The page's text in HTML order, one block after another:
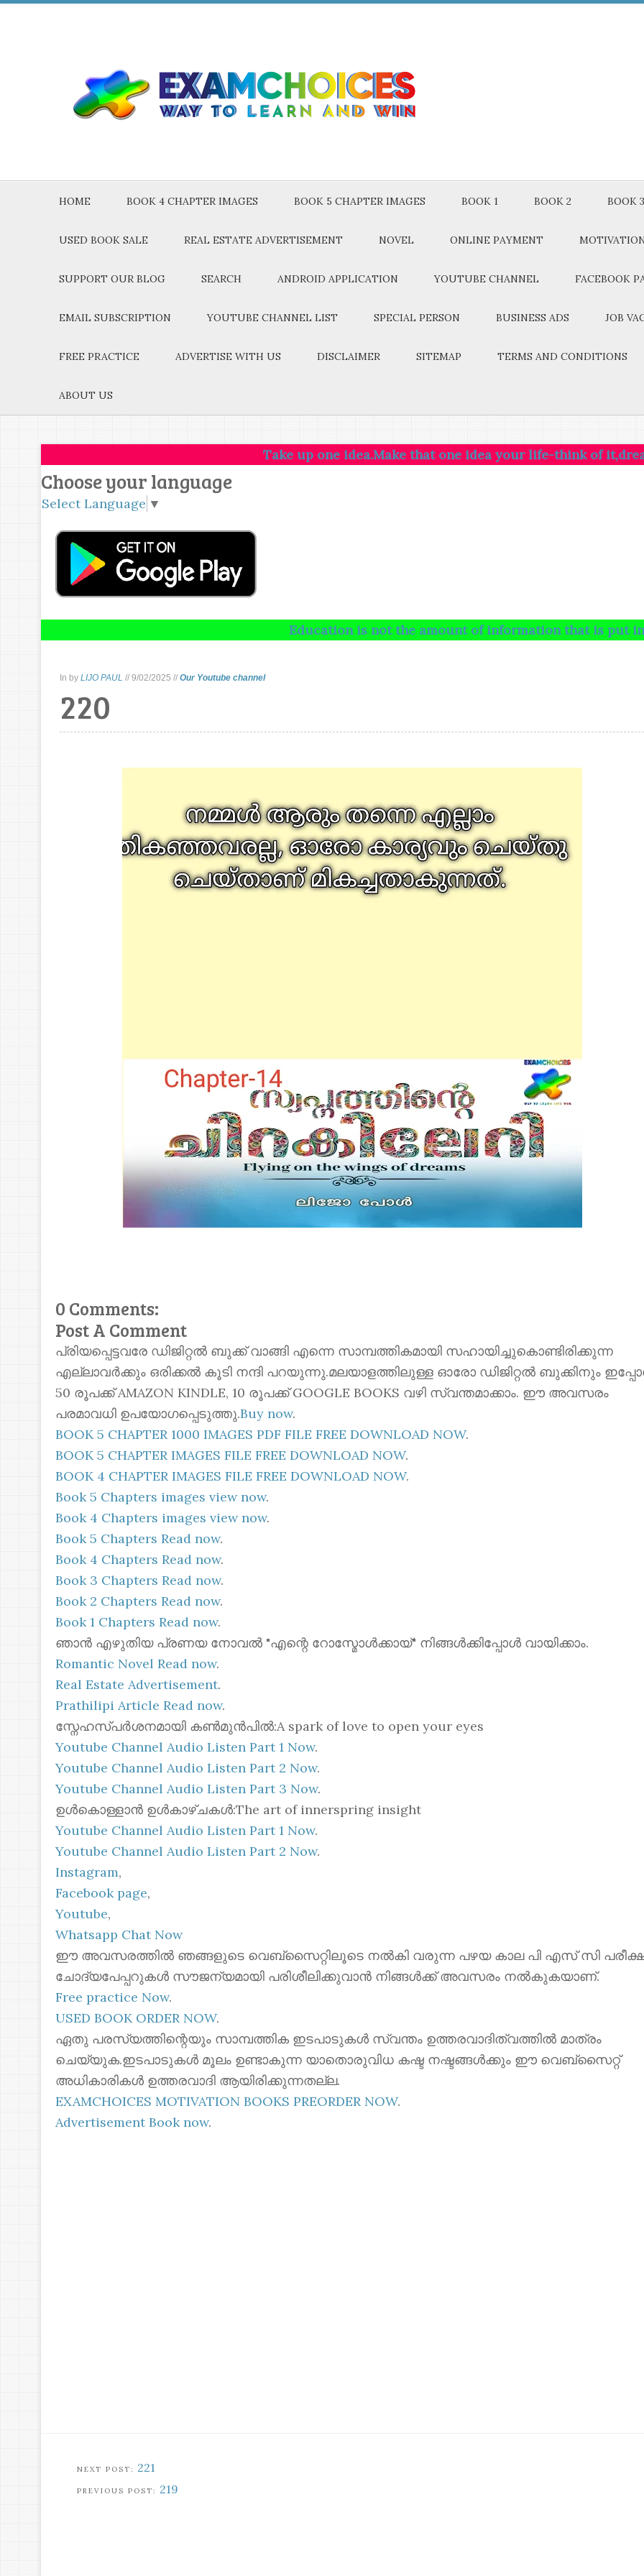
HOME BOOK 4 CHAPTER IMAGES BOOK 5 CHAPTER IMAGES BOOK 1 BOOK 2 BOOK 3
USED BOOK SALE REAL ESTATE ADVERTISEMENT NOVEL ONLINE PAYMENT
SUPPORT OUR BLOG SEARCH ANDROID APPLICATION YOUTUBE CHANNEL FACEBOOK
EMAIL SUBSCRIPTION YOUTUBE CHANNEL LIST SPECIAL PERSON BUSINESS ADS JOB
FREE PRACTICE ADVERTISE WITH US DISCLAIMER SITEMAP TERMS AND CONDITIONS
ABOUT US
Take up one idea.Make that one idea your life-think of it,dream of
Choose your language
Select Language ▼
Education is not the amount of information that is put into your
In by LIJO PAUL // 9/02/2025 // Our Youtube channel
220
0 Comments:
Post A Comment
പ്രിയപ്പെട്ടവരേ ഡിജിറ്റൽ ബുക്ക് വാങ്ങി എന്നെ സാമ്പത്തികമായി സഹായിച്ചുകൊണ്ടിരിക്കുന്ന
എല്ലാവർക്കും ഒരിക്കൽ കൂടി നന്ദി പറയുന്നു.മലയാളത്തിലുള്ള ഓരോ ഡിജിറ്റൽ ബുക്കിനും
50 രൂപക്ക് AMAZON KINDLE, 10 രൂപക്ക് GOOGLE BOOKS വഴി സ്വന്തമാക്കാം. ഈ അവസരം
പരമാവധി ഉപയോഗപ്പെടുത്തു.Buy now.
BOOK 5 CHAPTER 1000 IMAGES PDF FILE FREE DOWNLOAD NOW.
BOOK 5 CHAPTER IMAGES FILE FREE DOWNLOAD NOW.
BOOK 4 CHAPTER IMAGES FILE FREE DOWNLOAD NOW.
Book 5 Chapters images view now.
Book 4 Chapters images view now.
Book 5 Chapters Read now.
Book 4 Chapters Read now.
Book 3 Chapters Read now.
Book 2 Chapters Read now.
Book 1 Chapters Read now.
ഞാൻ എഴുതിയ പ്രണയ നോവൽ "എന്റെ റോസ്മോൾക്കായ്" നിങ്ങൾക്കിപ്പോൾ വായിക്കാം.
Romantic Novel Read now.
Real Estate Advertisement.
Prathilipi Article Read now.
സ്നേഹസ്പർശനമായി കൺമുൻപിൽ:A spark of love to open your eyes
Youtube Channel Audio Listen Part 1 Now.
Youtube Channel Audio Listen Part 2 Now.
Youtube Channel Audio Listen Part 3 Now.
ഉൾകൊള്ളാൻ ഉൾകാഴ്ചകൾ:The art of innerspring insight
Youtube Channel Audio Listen Part 1 Now.
Youtube Channel Audio Listen Part 2 Now.
Instagram,
Facebook page,
Youtube,
Whatsapp Chat Now
ഈ അവസരത്തിൽ ഞങ്ങളുടെ വെബ്സൈറ്റിലൂടെ നൽകി വരുന്ന പഴയ കാല പി എസ് സി
ചോദ്യപേപ്പറുകൾ സൗജന്യമായി പരിശീലിക്കുവാൻ നിങ്ങൾക്ക് അവസരം നൽകുകയാണ്.
Free practice Now.
USED BOOK ORDER NOW.
ഏതു പരസ്യത്തിന്റെയും സാമ്പത്തിക ഇടപാടുകൾ സ്വന്തം ഉത്തരവാദിത്വത്തിൽ മാത്രം
ചെയ്യുക.ഇടപാടുകൾ മൂലം ഉണ്ടാകുന്ന യാതൊരുവിധ കഷ്ട നഷ്ടങ്ങൾക്കും ഈ വെബ്സൈറ്റ്
അധികാരികൾ ഉത്തരവാദി ആയിരിക്കുന്നതല്ല.
EXAMCHOICES MOTIVATION BOOKS PREORDER NOW.
Advertisement Book now.
221
219